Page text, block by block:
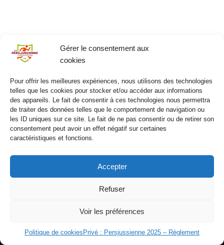
Gérer le consentement aux
cookies
Pour offrir les meilleures expériences, nous utilisons des technologies
telles que les cookies pour stocker et/ou accéder aux informations
des appareils. Le fait de consentir à ces technologies nous permettra
de traiter des données telles que le comportement de navigation ou
les ID uniques sur ce site. Le fait de ne pas consentir ou de retirer son
consentement peut avoir un effet négatif sur certaines
caractéristiques et fonctions.
Accepter
Refuser
Voir les préférences
Politique de cookies Privé : Persjussienne 2025 – Règlement
Neve| Propulsé parWordPress